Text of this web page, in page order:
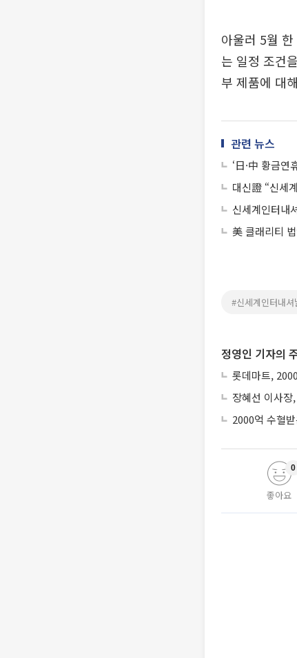
아울러 5월
는 일정 조건
부 제품에 대
관련 뉴스
‘日·中 황금연
대신證 “신세
신세계인터내
美 클래리티
#신세계인터내셔
정영인 기자의
롯데마트,
장혜선 이사장
2000억 수혈
좋아요
0